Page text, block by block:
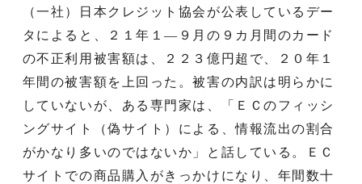
（一社）日本クレジット協会が公表しているデー
タによると、２１年１―９月の９カ月間のカード
の不正利用被害額は、２２３億円超で、２０年１
年間の被害額を上回った。被害の内訳は明らかに
していないが、ある専門家は、「ＥＣのフィッシ
ングサイト（偽サイト）による、情報流出の割合
がかなり多いのではないか」と話している。ＥＣ
サイトでの商品購入がきっかけになり、年間数十